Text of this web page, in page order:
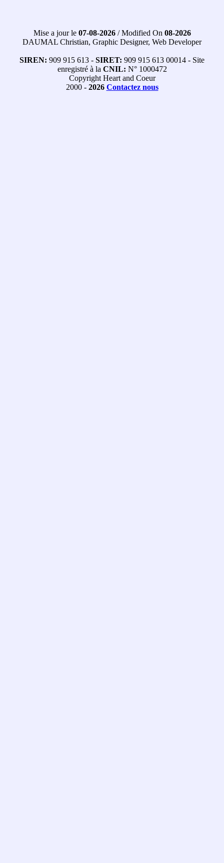
Mise a jour le 07-08-2026/ Modified On 08-2026
DAUMAL Christian, Graphic Designer, Web Developer
SIREN: 909 915 613 - SIRET: 909 915 613 00014 - Site
enregistré à la CNIL: N° 1000472
Copyright Heart and Coeur
2000 - 2026 Contactez nous